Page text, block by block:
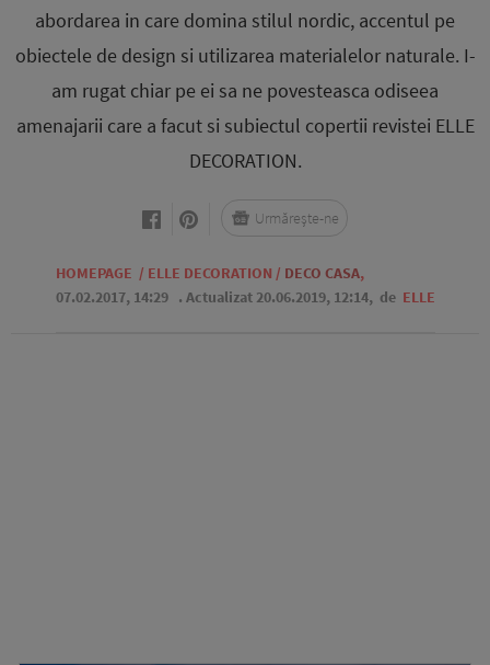
abordarea in care domina stilul nordic, accentul pe
obiectele de design si utilizarea materialelor naturale. I-
am rugat chiar pe ei sa ne povesteasca odiseea
amenajarii care a facut si subiectul copertii revistei ELLE
DECORATION.
HOMEPAGE / ELLE DECORATION / DECO CASA,
07.02.2017, 14:29 . Actualizat 20.06.2019, 12:14, de ELLE
Urmărește-ne